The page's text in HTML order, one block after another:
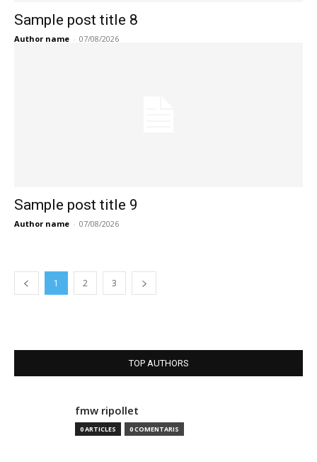
Sample post title 8
Author name - 07/08/2026
Sample post title 9
Author name - 07/08/2026
1 2 3
TOP AUTHORS
fmw ripollet
0 ARTICLES 0 COMENTARIS